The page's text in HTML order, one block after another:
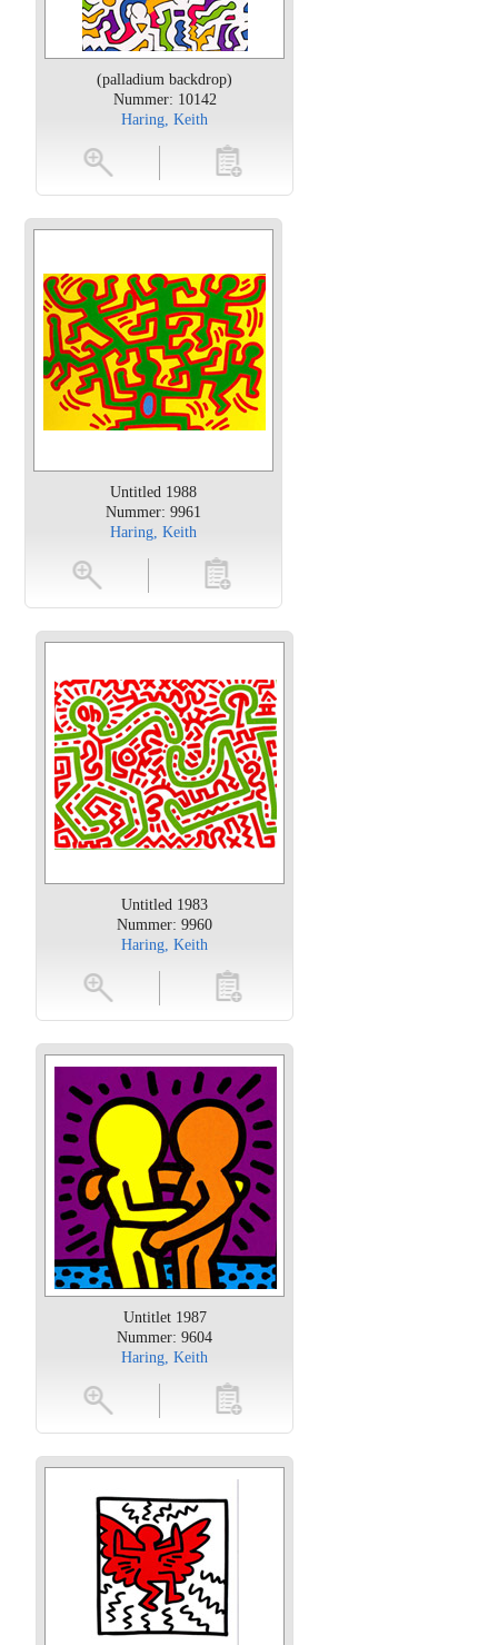
(palladium backdrop)
Nummer: 10142
Haring, Keith
toevoegen
Untitled 1988
Nummer: 9961
Haring, Keith
toevoegen
Untitled 1983
Nummer: 9960
Haring, Keith
toevoegen
Untitlet 1987
Nummer: 9604
Haring, Keith
toevoegen